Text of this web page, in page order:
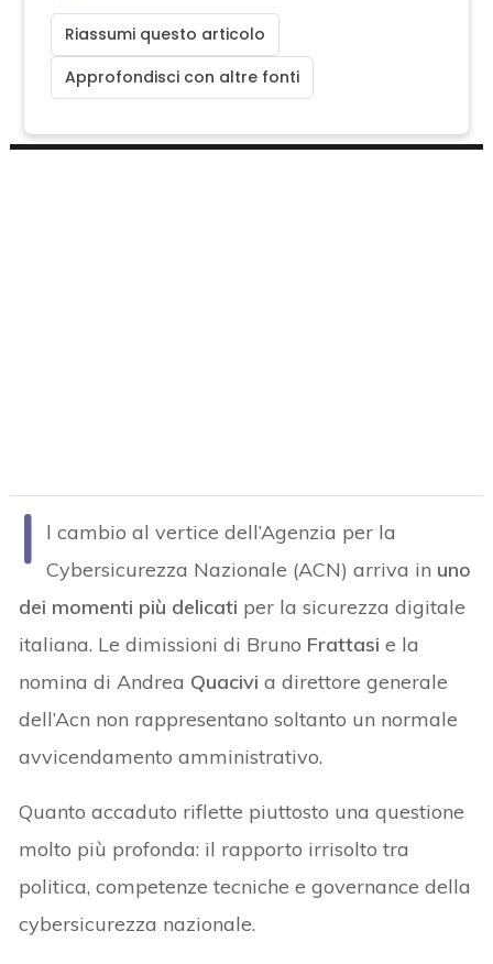
Riassumi questo articolo
Approfondisci con altre fonti
I
l cambio al vertice dell’Agenzia per la
Cybersicurezza Nazionale (ACN) arriva in uno
dei momenti più delicati per la sicurezza digitale
italiana. Le dimissioni di Bruno Frattasie la
nomina di Andrea Quacivia direttore generale
dell’Acn non rappresentano soltanto un normale
avvicendamento amministrativo.
Quanto accaduto riflette piuttosto una questione
molto più profonda: il rapporto irrisolto tra
politica, competenze tecniche e governance della
cybersicurezza nazionale.